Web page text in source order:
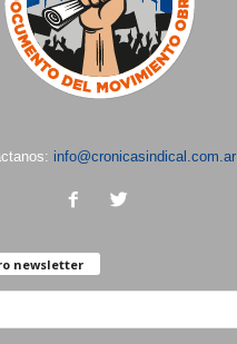
info@cronicasindical.com.ar
newsletter